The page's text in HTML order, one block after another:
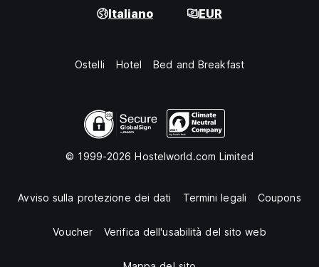
Italiano EUR
Ostelli Hotel Bed and Breakfast
© 1999-2026 Hostelworld.com Limited
Avviso sulla protezione dei dati Termini legali Coupons
Voucher Verifica dell'usabilità del sito web